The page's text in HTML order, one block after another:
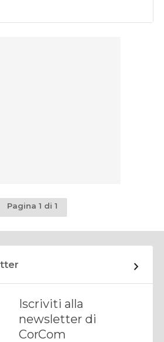
Pagina 1 di 1
Iscriviti alla
newsletter di
CorCom